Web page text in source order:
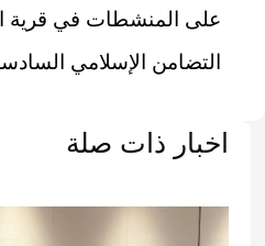
على المنشطات في قرية
التضامن الإسلامي السادسة –
اخبار ذات صلة